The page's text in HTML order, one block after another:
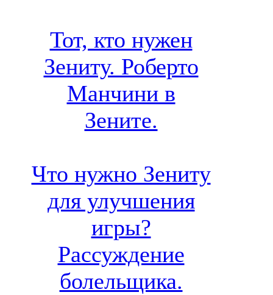
Тот, кто нужен
Зениту. Роберто
Манчини в
Зените.
Что нужно Зениту
для улучшения
игры?
Рассуждение
болельщика.